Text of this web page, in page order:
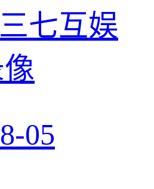
七互娱
05